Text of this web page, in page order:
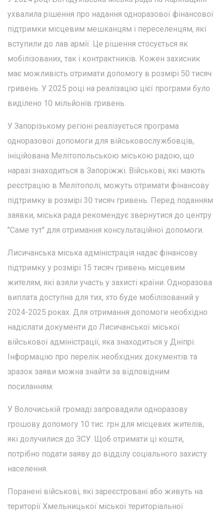
ухвалила рішення про надання одноразової фінансової
підтримки місцевим мешканцям і переселенцям, які
вступили до лав армії. Це рішення стосується як
мобілізованих, так і контрактників. Кожен захисник
має можливість отримати допомогу в розмірі 50 тисяч
гривень. У 2025 році на реалізацію цієї програми було
виділено 10 мільйонів гривень.
У Запорізькому регіоні реалізується програма
одноразової допомоги для військовослужбовців,
ініційована Мелітопольською міською радою, що
наразі знаходиться в Запоріжжі. Військові, які мають
реєстрацію в Мелітополі, можуть отримати фінансову
підтримку в розмірі 30 тисяч гривень. Перед поданням
заявки, міська рада рекомендує звернутися до центру
"Саме тут" для отримання консультаційної допомоги.
Лисичанська міська адміністрація надає фінансову
підтримку у розмірі 15 тисяч гривень місцевим
жителям, які взяли участь у захисті країни. Одноразова
виплата доступна для тих, хто буде мобілізований у
2024-2025 роках. Для отримання допомоги необхідно
надіслати документи до Лисичанської міської
військової адміністрації, яка знаходиться у Дніпрі.
Інформацію про перелік необхідних документів та
зразок заяви можна знайти за відповідним
посиланням.
У Волочиській громаді запровадили одноразову
грошову допомогу 10 тис. грн для місцевих жителів,
які долучилися до ЗСУ. Щоб отримати ці кошти,
потрібно подати заяву до відділу соціального захисту
населення.
Поранені військові, які зареєстровані або живуть на
території Хмельницької міської територіальної